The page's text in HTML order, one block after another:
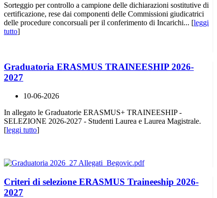
Sorteggio per controllo a campione delle dichiarazioni sostitutive di
certificazione, rese dai componenti delle Commissioni giudicatrici
delle procedure concorsuali per il conferimento di Incarichi... [leggi
tutto]
Graduatoria ERASMUS TRAINEESHIP 2026-
2027
10-06-2026
In allegato le Graduatorie ERASMUS+ TRAINEESHIP -
SELEZIONE 2026-2027 - Studenti Laurea e Laurea Magistrale.
[leggi tutto]
Criteri di selezione ERASMUS Traineeship 2026-
2027